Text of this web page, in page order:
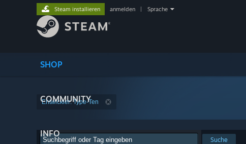
SHOP
COMMUNITY
INFO
Steam installieren anmelden Sprache
Entwickler: Type-Ten
Suche